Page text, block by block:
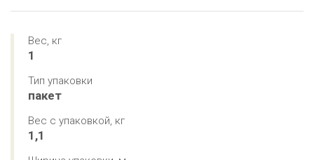
Вес, кг
1
Тип упаковки
пакет
Вес с упаковкой, кг
1,1